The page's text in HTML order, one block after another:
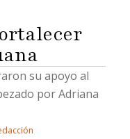
su apoyo al
por Adriana